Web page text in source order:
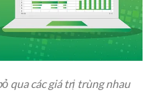
qua các giá trị trùng nhau